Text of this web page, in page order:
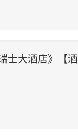
士大酒店》【酒